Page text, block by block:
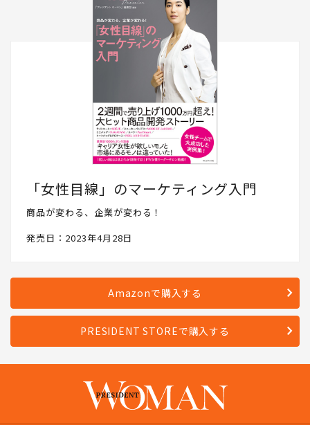
「女性目線」のマーケティング入門
商品が変わる、企業が変わる！
発売日：2023年4月28日
Amazonで購入する
PRESIDENT STOREで購入する